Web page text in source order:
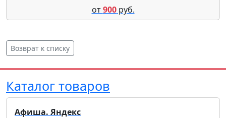
от900руб.
Возврат к списку
Каталог товаров
Афиша. Яндекс